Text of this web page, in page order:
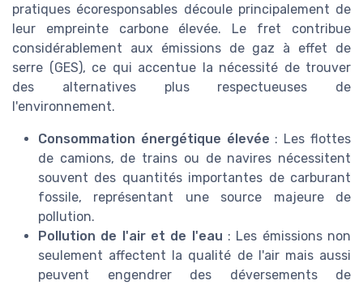
pratiques écoresponsables découle principalement de
leur empreinte carbone élevée. Le fret contribue
considérablement aux émissions de gaz à effet de
serre (GES), ce qui accentue la nécessité de trouver
des alternatives plus respectueuses de
l'environnement.
Consommation énergétique élevée : Les flottes
de camions, de trains ou de navires nécessitent
souvent des quantités importantes de carburant
fossile, représentant une source majeure de
pollution.
Pollution de l'air et de l'eau : Les émissions non
seulement affectent la qualité de l'air mais aussi
peuvent engendrer des déversements de